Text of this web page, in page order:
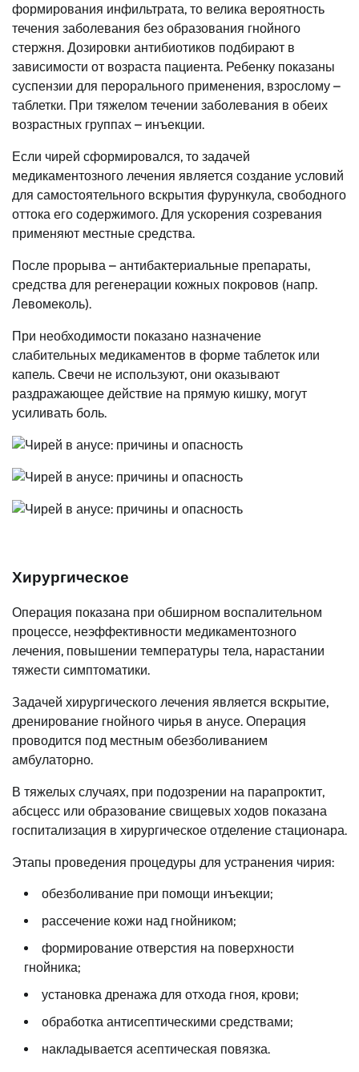
формирования инфильтрата, то велика вероятность
течения заболевания без образования гнойного
стержня. Дозировки антибиотиков подбирают в
зависимости от возраста пациента. Ребенку показаны
суспензии для перорального применения, взрослому –
таблетки. При тяжелом течении заболевания в обеих
возрастных группах – инъекции.
Если чирей сформировался, то задачей
медикаментозного лечения является создание условий
для самостоятельного вскрытия фурункула, свободного
оттока его содержимого. Для ускорения созревания
применяют местные средства.
После прорыва – антибактериальные препараты,
средства для регенерации кожных покровов (напр.
Левомеколь).
При необходимости показано назначение
слабительных медикаментов в форме таблеток или
капель. Свечи не используют, они оказывают
раздражающее действие на прямую кишку, могут
усиливать боль.
Хирургическое
Операция показана при обширном воспалительном
процессе, неэффективности медикаментозного
лечения, повышении температуры тела, нарастании
тяжести симптоматики.
Задачей хирургического лечения является вскрытие,
дренирование гнойного чирья в анусе. Операция
проводится под местным обезболиванием
амбулаторно.
В тяжелых случаях, при подозрении на парапроктит,
абсцесс или образование свищевых ходов показана
госпитализация в хирургическое отделение стационара.
Этапы проведения процедуры для устранения чирия:
обезболивание при помощи инъекции;
рассечение кожи над гнойником;
формирование отверстия на поверхности
гнойника;
установка дренажа для отхода гноя, крови;
обработка антисептическими средствами;
накладывается асептическая повязка.